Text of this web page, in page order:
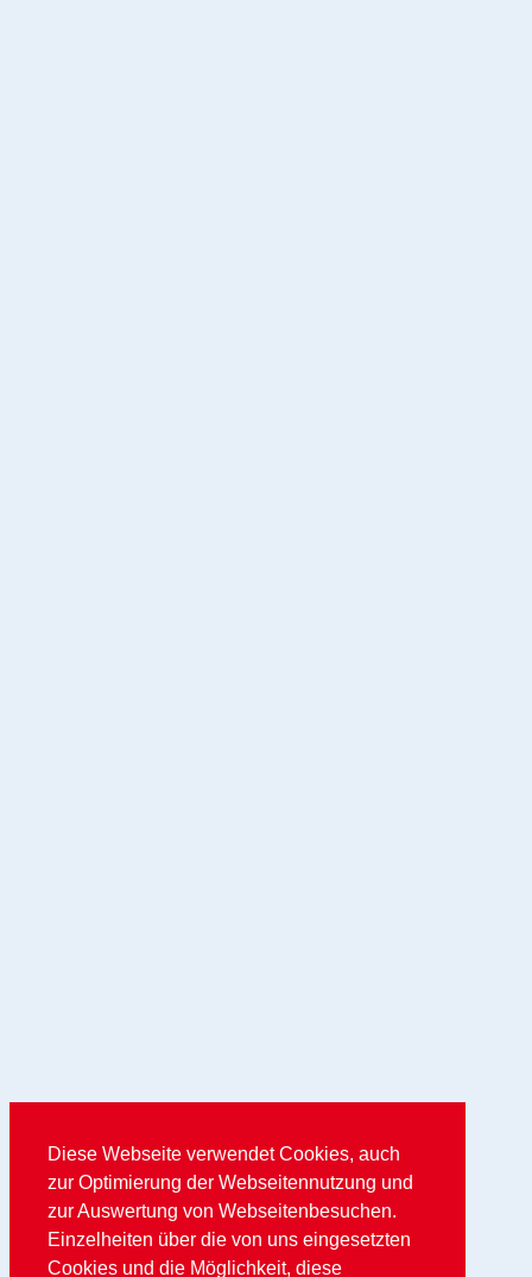
Diese Webseite verwendet Cookies, auch
zur Optimierung der Webseitennutzung und
zur Auswertung von Webseitenbesuchen.
Einzelheiten über die von uns eingesetzten
Cookies und die Möglichkeit, diese